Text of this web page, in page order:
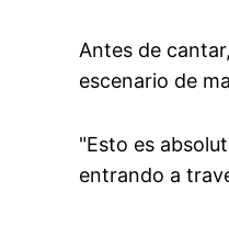
Antes de
escenario de
"Esto es
entrando a